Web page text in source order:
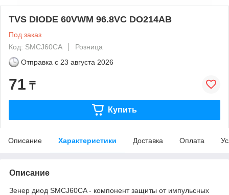
TVS DIODE 60VWM 96.8VC DO214AB
Под заказ
Код: SMCJ60CA
Розница
Отправка с 23 августа 2026
71 ₸
Купить
Описание Характеристики Доставка Оплата
Описание
Зенер диод SMCJ60CA - компонент защиты от импульсных